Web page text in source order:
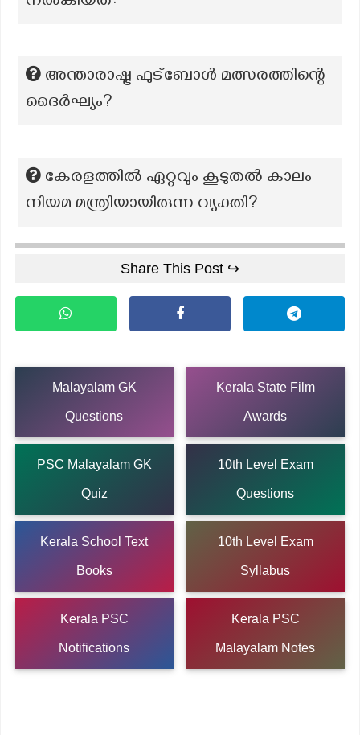
അന്താരാഷ്ട്ര ഫുട്ബോൾ മത്സരത്തിന്റെ
ദൈർഘ്യം?
കേരളത്തില്‍ ഏറ്റവും കൂടുതല്‍ കാലം
നിയമ മന്ത്രിയായിരുന്ന വ്യക്തി?
Share This Post ↪
Malayalam GK
Questions
Kerala State Film
Awards
PSC Malayalam GK
Quiz
10th Level Exam
Questions
Kerala School Text
Books
10th Level Exam
Syllabus
Kerala PSC
Notifications
Kerala PSC
Malayalam Notes